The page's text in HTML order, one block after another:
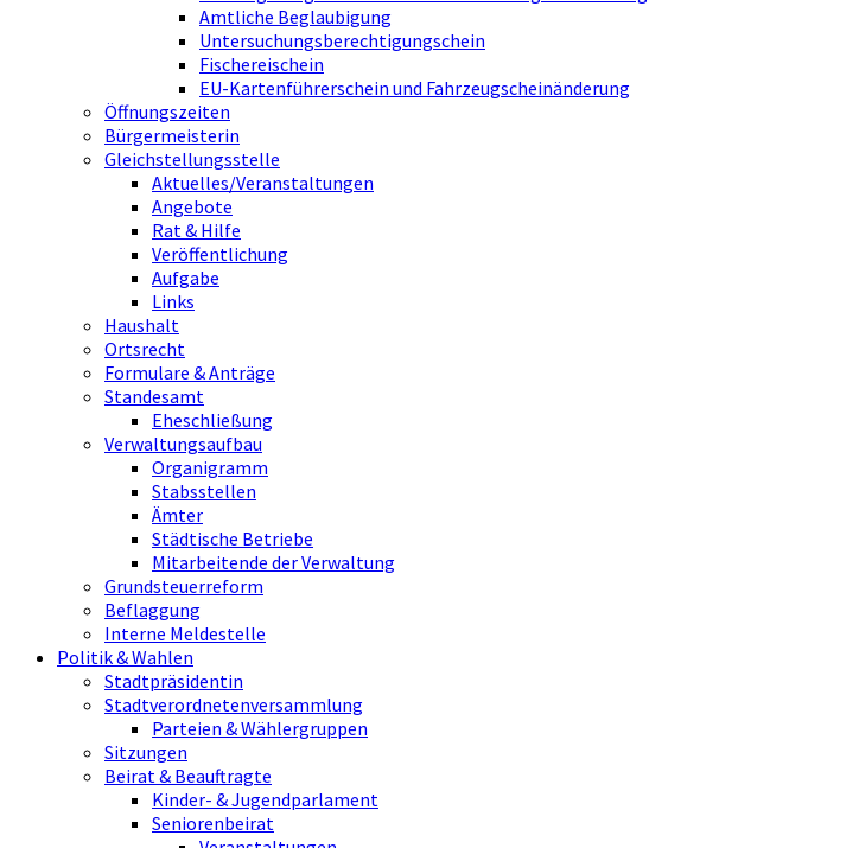
Amtliche Beglaubigung
Untersuchungsberechtigungschein
Fischereischein
EU-Kartenführerschein und Fahrzeugscheinänderung
Öffnungszeiten
Bürgermeisterin
Gleichstellungsstelle
Aktuelles/Veranstaltungen
Angebote
Rat & Hilfe
Veröffentlichung
Aufgabe
Links
Haushalt
Ortsrecht
Formulare & Anträge
Standesamt
Eheschließung
Verwaltungsaufbau
Organigramm
Stabsstellen
Ämter
Städtische Betriebe
Mitarbeitende der Verwaltung
Grundsteuerreform
Beflaggung
Interne Meldestelle
Politik & Wahlen
Stadtpräsidentin
Stadtverordnetenversammlung
Parteien & Wählergruppen
Sitzungen
Beirat & Beauftragte
Kinder- & Jugendparlament
Seniorenbeirat